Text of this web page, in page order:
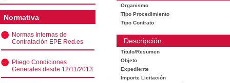
Normativa
Normas Internas de
Contratación EPE Red.es
Pliego Condiciones
Generales desde 12/11/2013
Organismo
Tipo Procedimiento
Tipo Contrato
Descripción
Título/Resumen
Objeto
Expediente
Importe Licitación